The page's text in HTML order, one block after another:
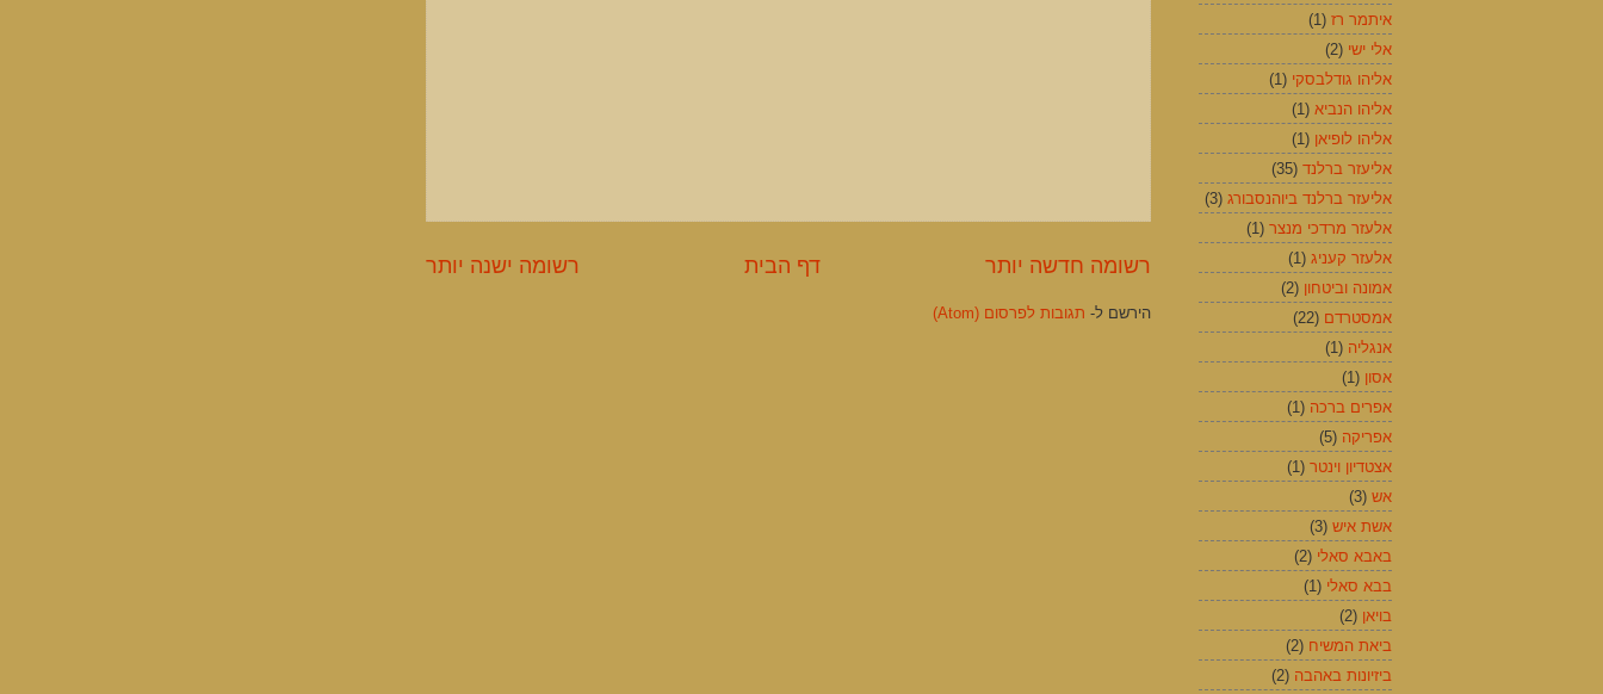
רשומה חדשה יותר רשומה ישנה יותר דף הבית
הירשם ל- תגובות לפרסום (Atom)
איתמר רז (1)
אלי ישי (2)
אליהו גודלבסקי (1)
אליהו הנביא (1)
אליהו לופיאן (1)
אליעזר ברלנד (35)
אליעזר ברלנד ביוהנסבורג (3)
אלעזר מרדכי מנצר (1)
אלעזר קעניג (1)
אמונה וביטחון (2)
אמסטרדם (22)
אנגליה (1)
אסון (1)
אפרים ברכה (1)
אפריקה (5)
אצטדיון וינטר (1)
אש (3)
אשת איש (3)
באבא סאלי (2)
בבא סאלי (1)
בויאן (2)
ביאת המשיח (2)
ביזיונות באהבה (2)